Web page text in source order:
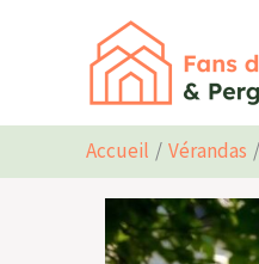
Accueil Vérandas